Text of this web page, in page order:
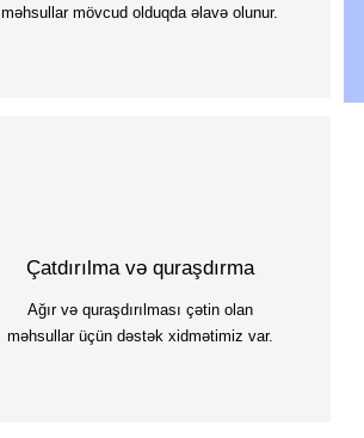
məhsullar mövcud olduqda əlavə olunur.
Çatdırılma və quraşdırma
Ağır və quraşdırılması çətin olan
məhsullar üçün dəstək xidmətimiz var.